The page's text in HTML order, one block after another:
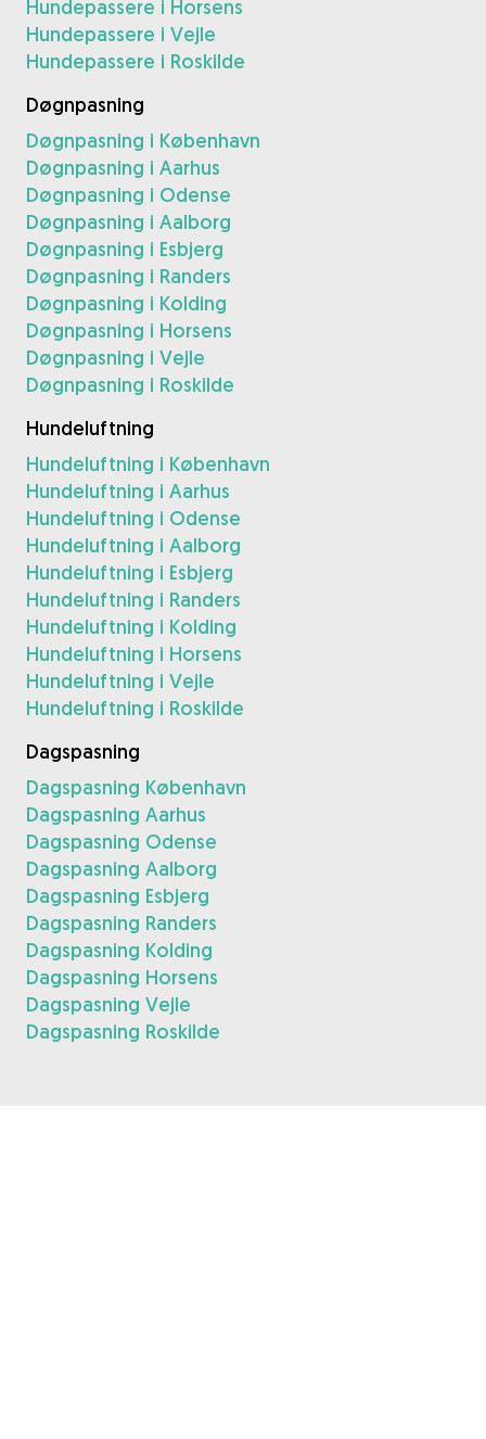
Hundepassere i Horsens
Hundepassere i Vejle
Hundepassere i Roskilde
Døgnpasning
Døgnpasning i København
Døgnpasning i Aarhus
Døgnpasning i Odense
Døgnpasning i Aalborg
Døgnpasning i Esbjerg
Døgnpasning i Randers
Døgnpasning i Kolding
Døgnpasning i Horsens
Døgnpasning i Vejle
Døgnpasning i Roskilde
Hundeluftning
Hundeluftning i København
Hundeluftning i Aarhus
Hundeluftning i Odense
Hundeluftning i Aalborg
Hundeluftning i Esbjerg
Hundeluftning i Randers
Hundeluftning i Kolding
Hundeluftning i Horsens
Hundeluftning i Vejle
Hundeluftning i Roskilde
Dagspasning
Dagspasning København
Dagspasning Aarhus
Dagspasning Odense
Dagspasning Aalborg
Dagspasning Esbjerg
Dagspasning Randers
Dagspasning Kolding
Dagspasning Horsens
Dagspasning Vejle
Dagspasning Roskilde